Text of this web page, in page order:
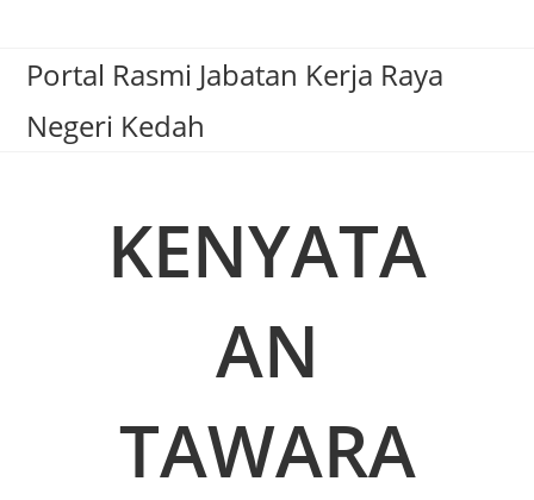
Portal Rasmi Jabatan Kerja Raya
Negeri Kedah
KENYATA
AN
TAWARA